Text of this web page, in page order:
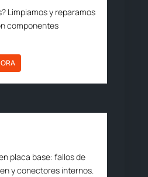
Limpiamos y reparamos
componentes
placa base: fallos de
y conectores internos.